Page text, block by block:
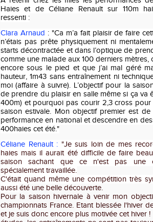
Haies et de Céliane Renault sur 110m
ressenti :
Clara Arnaud : "Ca m’a fait plaisir de faire
n’étais pas prête physiquement ni
starts décontractée et dans l’optique de
comme une malade aux 100 derniers mètres,
encore sous le pied et que j’ai mal géré
hauteur, 1m43 sans entraînement ni
moi (affaire à suivre). L’objectif pour la
de prendre du plaisir en salle même si ça va
400m) et pourquoi pas courir 2,3 cross
saison estivale. Mon objectif premier est
performance en national et descendre en
400haies cet été."
Céliane Renault : "Je suis loin de mes
haies mais il aurait été difficile de faire
saison sachant que ce n'est pas une
spécialement travaillée.
C'était quand même une compétition très
aussi été une belle découverte.
Pour la saison hivernale à venir mon
championnats France. Etant blessée l'hiver
et je suis donc encore plus motivée cet hiver